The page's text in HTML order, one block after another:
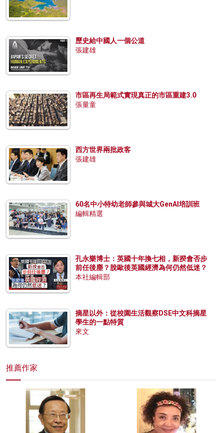
歷史給中國人一個公道
張建雄
市區再生局範式實現真正的市區重建3.0
張量童
西方世界兩批政客
張建雄
60名中小特幼老師參與城大GenAI培訓班
編輯精選
孔永樂博士：英國十年換七相，新揆會否步
前任後塵？脫歐後英國經濟為何仍然低迷？
本社編輯部
摘星以外：從校園生活觀察DSE中文科摘星
學生的一點特質
來文
推薦作家